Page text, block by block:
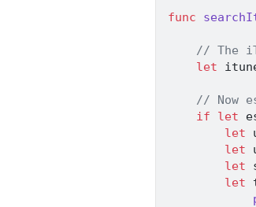
func
// The
let
// Now
if
let
let
let
let
let